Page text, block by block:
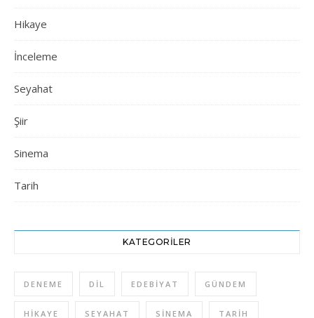
Hikaye
İnceleme
Seyahat
Şiir
Sinema
Tarih
KATEGORILER
DENEME DIL EDEBIYAT GÜNDEM
HIKAYE SEYAHAT SINEMA TARIH